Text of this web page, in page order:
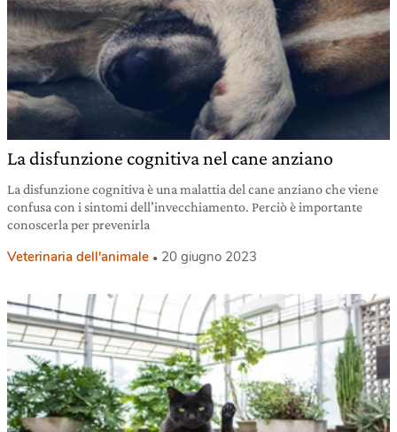
La disfunzione cognitiva nel cane anziano
La disfunzione cognitiva è una malattia del cane anziano che viene
confusa con i sintomi dell’invecchiamento. Perciò è importante
conoscerla per prevenirla
Veterinaria dell'animale 20 giugno 2023